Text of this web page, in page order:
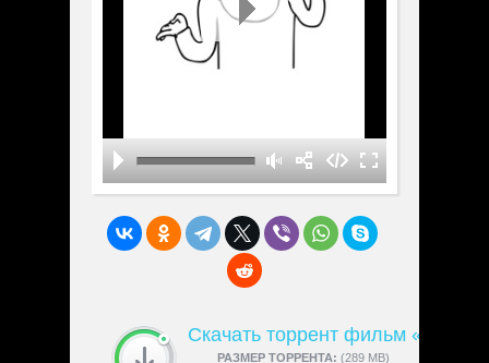
Скачать торрент фильм «House
РАЗМЕР ТОРРЕНТА: (289 MB)
СКАЧАЛИ:4189